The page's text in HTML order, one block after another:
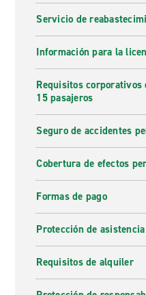
Servicio de
Información para la
Requisitos corporativos
15 pasajeros
Seguro de accidentes
Cobertura de efectos
Formas de pago
Protección de
Requisitos de alquiler